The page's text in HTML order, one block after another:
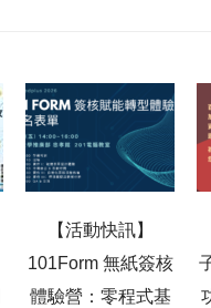
【活動快訊】
101Form 無紙簽核
體驗營：零程式基